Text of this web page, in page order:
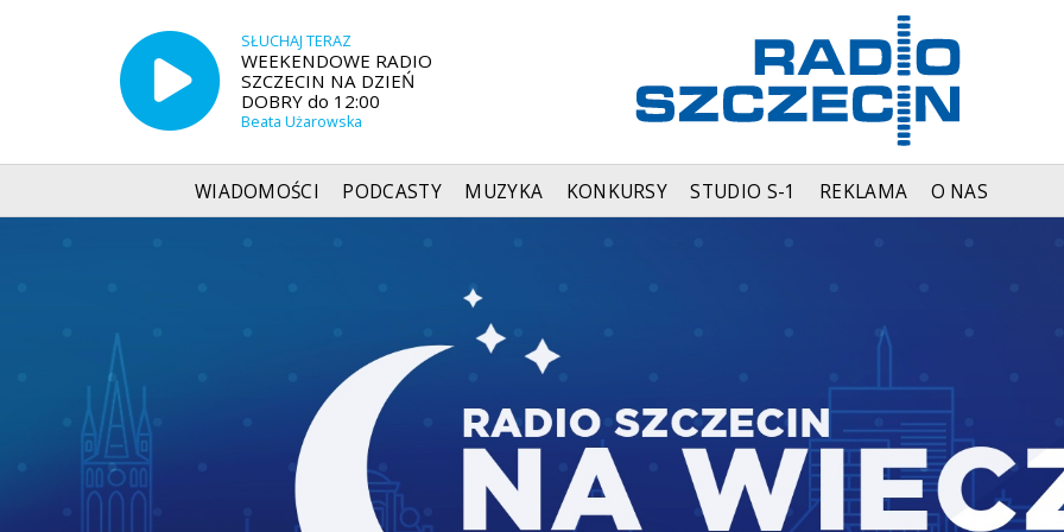
SŁUCHAJ TERAZ
WEEKENDOWE RADIO
SZCZECIN NA DZIEŃ
DOBRY do 12:00
Beata Użarowska
WIADOMOŚCI PODCASTY MUZYKA KONKURSY STUDIO S-1 REKLAMA O NAS